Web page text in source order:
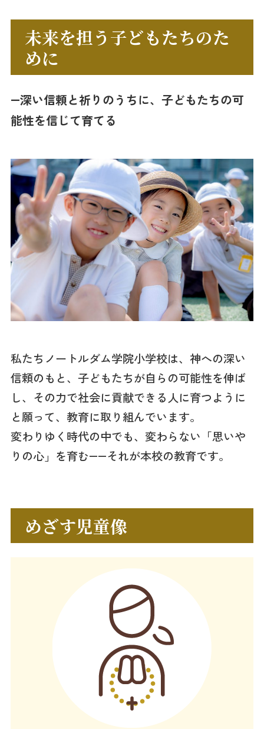
未来を担う子どもたちのた
めに
―深い信頼と祈りのうちに、子どもたちの可
能性を信じて育てる
私たちノートルダム学院小学校は、神への深い
信頼のもと、子どもたちが自らの可能性を伸ば
し、その力で社会に貢献できる人に育つように
と願って、教育に取り組んでいます。
変わりゆく時代の中でも、変わらない「思いや
りの心」を育む――それが本校の教育です。
めざす児童像